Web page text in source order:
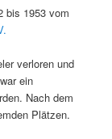
bis 1953 vom
verloren und
ein
Nach dem
Plätzen.